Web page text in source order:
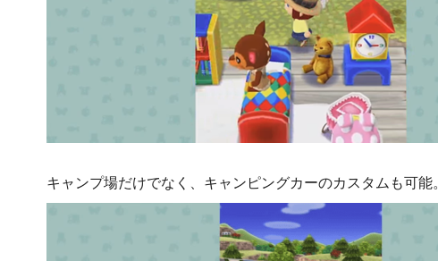
キャンプ場だけでなく、キャンピングカーのカスタムも可能。